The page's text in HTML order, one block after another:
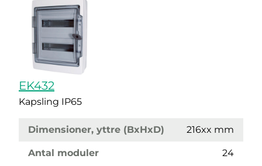
EK432
Kapsling IP65
Dimensioner, yttre (BxHxD) 216xx mm
Antal moduler 24